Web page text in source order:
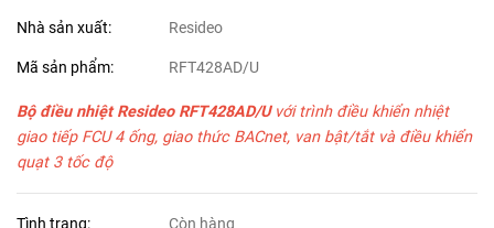
Nhà sản xuất: Resideo
Mã sản phẩm: RFT428AD/U
Bộ điều nhiệt Resideo RFT428AD/Uvới trình điều khiển nhiệt
giao tiếp FCU 4 ống, giao thức BACnet, van bật/tắt và điều khiển
quạt 3 tốc độ
Tình trạng: Còn hàng